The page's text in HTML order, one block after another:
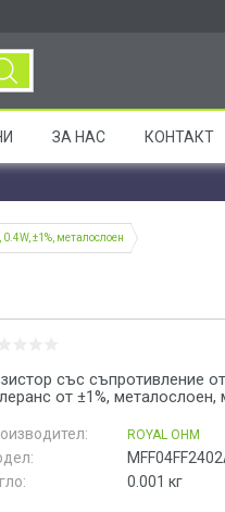
ЗА НАС КОНТАКТ
0.4W, ±1%, металослоен
със съпротивление
от ±1%, металослоен,
ROYAL OHM
0.001 кг